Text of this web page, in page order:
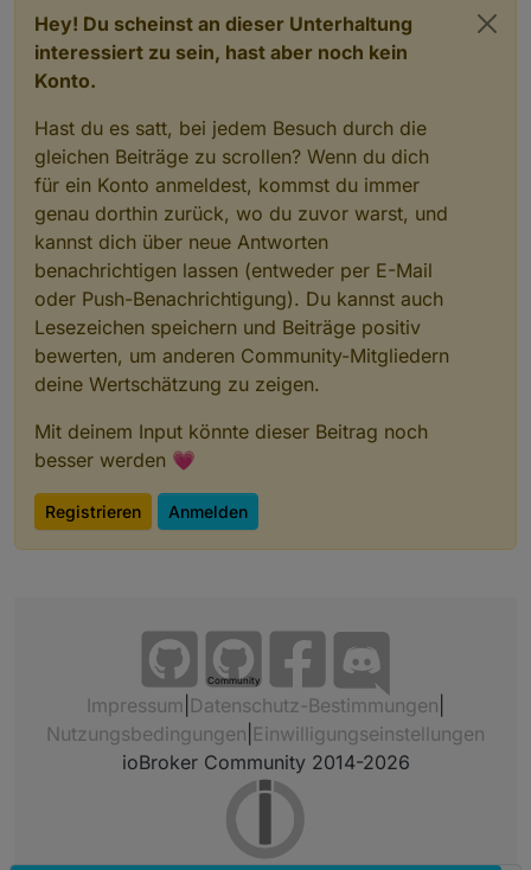
Hey! Du scheinst an dieser Unterhaltung
interessiert zu sein, hast aber noch kein
Konto.
Hast du es satt, bei jedem Besuch durch die
gleichen Beiträge zu scrollen? Wenn du dich
für ein Konto anmeldest, kommst du immer
genau dorthin zurück, wo du zuvor warst, und
kannst dich über neue Antworten
benachrichtigen lassen (entweder per E-Mail
oder Push-Benachrichtigung). Du kannst auch
Lesezeichen speichern und Beiträge positiv
bewerten, um anderen Community-Mitgliedern
deine Wertschätzung zu zeigen.
Mit deinem Input könnte dieser Beitrag noch
besser werden 💗
Registrieren Anmelden
Community
Impressum Datenschutz-Bestimmungen
Nutzungsbedingungen Einwilligungseinstellungen
ioBroker Community 2014-2026